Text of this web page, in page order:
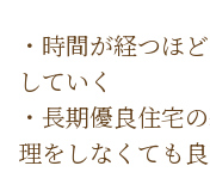
・時間が経つほ
していく
・長期優良住宅
理をしなくても